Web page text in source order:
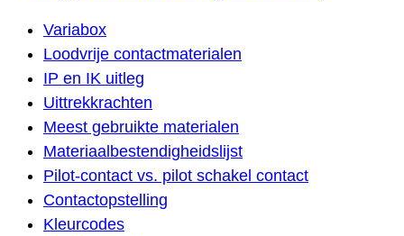
Variabox
Loodvrije contactmaterialen
IP en IK uitleg
Uittrekkrachten
Meest gebruikte materialen
Materiaalbestendigheidslijst
Pilot-contact vs. pilot schakel contact
Contactopstelling
Kleurcodes